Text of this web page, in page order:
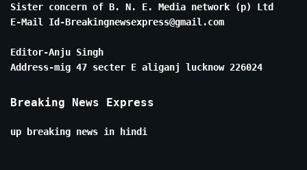
Sister concern of B. N. E. Media network (p) Ltd
E-Mail Id-Breakingnewsexpress@gmail.com
Editor-Anju Singh
Address-mig 47 secter E aliganj lucknow 226024
Breaking News Express
up breaking news in hindi